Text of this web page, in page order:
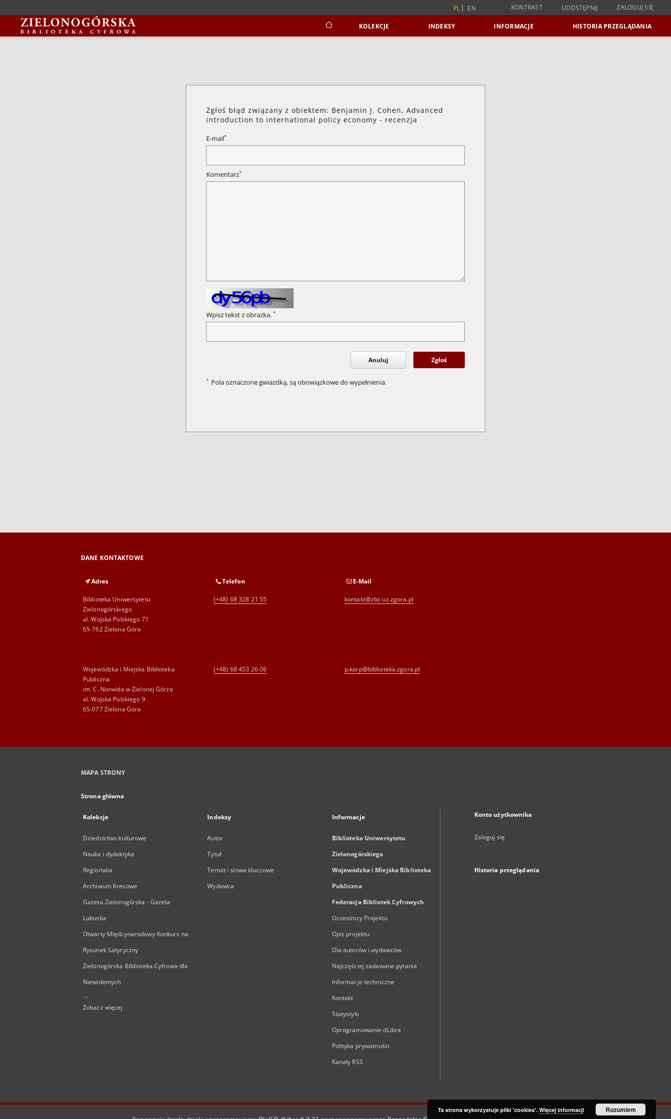
PL EN KONTRAST UDOSTĘPNIJ ZALOGUJ SIĘ
KOLEKCJE INDEKSY INFORMACJE HISTORIA PRZEGLĄDANIA
Zgłoś błąd związany z obiektem: Benjamin J. Cohen, Advanced
introduction to international policy economy - recenzja
E-mail*
Komentarz*
Wpisz tekst z obrazka. *
Anuluj Zgłoś
* Pola oznaczone gwiazdką, są obowiązkowe do wypełnienia.
DANE KONTAKTOWE
Adres
Biblioteka Uniwersytetu
Zielonogórskiego
al. Wojska Polskiego 71
65-762 Zielona Góra
Telefon
(+48) 68 328 21 55
E-Mail
kontakt@zbc.uz.zgora.pl
Wojewódzka i Miejska Biblioteka
Publiczna
im. C. Norwida w Zielonej Górze
al. Wojska Polskiego 9
65-077 Zielona Góra
(+48) 68 453 26 06 p.karp@biblioteka.zgora.pl
MAPA STRONY
Strona główna
Kolekcje
Dziedzictwo kulturowe
Nauka i dydaktyka
Regionalia
Archiwum Kresowe
Gazeta Zielonogórska - Gazeta
Lubuska
Otwarty Międzynarodowy Konkurs na
Rysunek Satyryczny
Zielonogórska Biblioteka Cyfrowa dla
Niewidomych
...
Zobacz więcej
Indeksy
Autor
Tytuł
Temat i słowa kluczowe
Wydawca
Informacje
Biblioteka Uniwersytetu
Zielonogórskiego
Wojewódzka i Miejska Biblioteka
Publiczna
Federacja Bibliotek Cyfrowych
Uczestnicy Projektu
Opis projektu
Dla autorów i wydawców
Najczęściej zadawane pytania
Informacje techniczne
Kontakt
Statystyki
Oprogramowanie dLibra
Polityka prywatności
Kanały RSS
Konto użytkownika
Zaloguj się
Historia przeglądania
Ta strona wykorzystuje pliki 'cookies'. Więcej informacji Rozumiem